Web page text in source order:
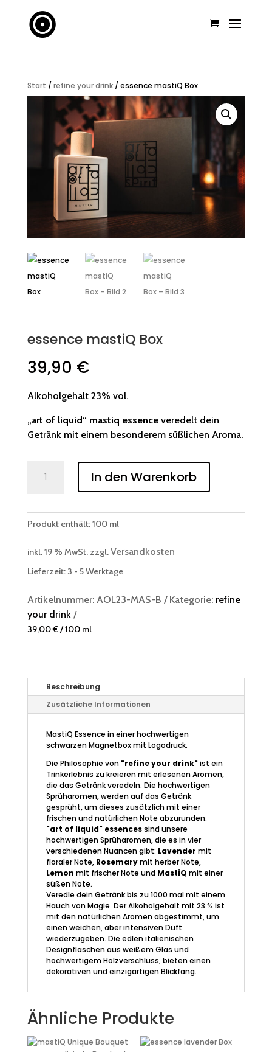
Start / refine your drink/ essence mastiQ Box
essence mastiQ Box
39,90 €
Alkoholgehalt 23% vol.
„art of liquid“ mastiq essence veredelt dein
Getränk mit einem besonderem süßlichen Aroma.
Menge In den Warenkorb
Produkt enthält: 100 ml
inkl. 19 % MwSt. zzgl.Versandkosten
Lieferzeit: 3 - 5 Werktage
Artikelnummer: AOL23-MAS-B Kategorie: refine
your drink
39,00€/100 ml
Beschreibung
Zusätzliche Informationen
MastiQ Essence in einer hochwertigen
schwarzen Magnetbox mit Logodruck.
Die Philosophie von "refine your drink"ist ein
Trinkerlebnis zu kreieren mit erlesenen Aromen,
die das Getränk veredeln. Die hochwertigen
Sprüharomen, werden auf das Getränk
gesprüht, um dieses zusätzlich mit einer
frischen und natürlichen Note abzurunden.
"art of liquid" essencessind unsere
hochwertigen Sprüharomen, die es in vier
verschiedenen Nuancen gibt: Lavender mit
floraler Note, Rosemarymit herber Note,
Lemon mit frischer Note und MastiQ mit einer
süßen Note.
Veredle dein Getränk bis zu 1000 mal mit einem
Hauch von Magie. Der Alkoholgehalt mit 23 % ist
mit den natürlichen Aromen abgestimmt, um
einen weichen, aber intensiven Duft
wiederzugeben. Die edlen italienischen
Designflaschen aus weißem Glas und
hochwertigem Holzverschluss, bieten einen
dekorativen und einzigartigen Blickfang.
Ähnliche Produkte